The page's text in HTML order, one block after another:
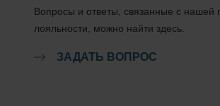
Вопросы и ответы, связанные с нашей
лояльности, можно найти здесь.
ЗАДАТЬ ВОПРОС